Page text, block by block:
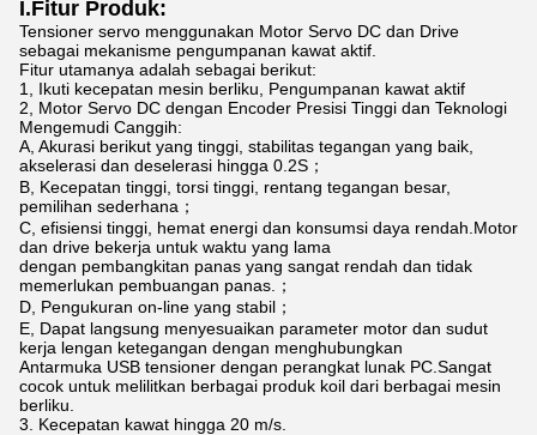
I.Fitur Produk:
Tensioner servo menggunakan Motor Servo DC dan Drive
sebagai mekanisme pengumpanan kawat aktif.
Fitur utamanya adalah sebagai berikut:
1, Ikuti kecepatan mesin berliku, Pengumpanan kawat aktif
2, Motor Servo DC dengan Encoder Presisi Tinggi dan Teknologi
Mengemudi Canggih:
A, Akurasi berikut yang tinggi, stabilitas tegangan yang baik,
akselerasi dan deselerasi hingga 0.2S；
B, Kecepatan tinggi, torsi tinggi, rentang tegangan besar,
pemilihan sederhana；
C, efisiensi tinggi, hemat energi dan konsumsi daya rendah.Motor
dan drive bekerja untuk waktu yang lama
dengan pembangkitan panas yang sangat rendah dan tidak
memerlukan pembuangan panas.；
D, Pengukuran on-line yang stabil；
E, Dapat langsung menyesuaikan parameter motor dan sudut
kerja lengan ketegangan dengan menghubungkan
Antarmuka USB tensioner dengan perangkat lunak PC.Sangat
cocok untuk melilitkan berbagai produk koil dari berbagai mesin
berliku.
3. Kecepatan kawat hingga 20 m/s.